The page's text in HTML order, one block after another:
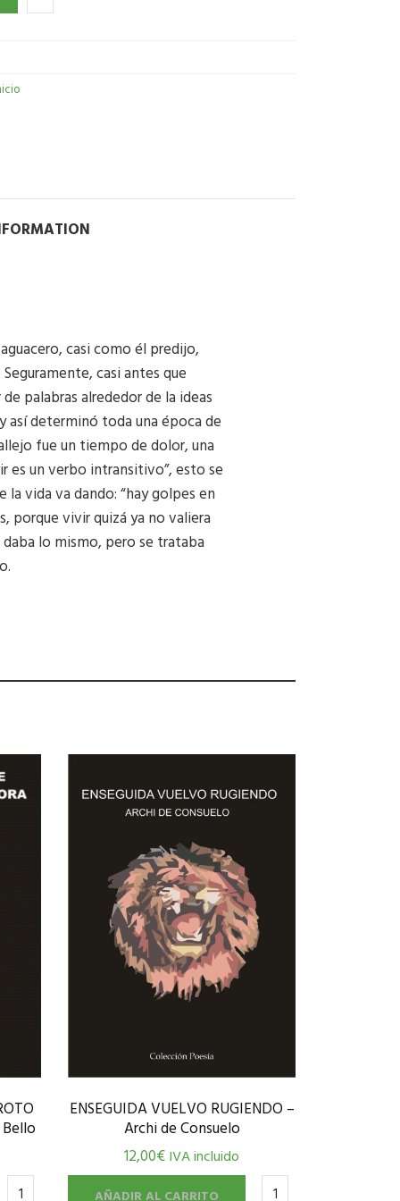
casi como él predijo,
casi antes que
palabras alrededor de la ideas
así determinó toda una época de
fue un tiempo de dolor, una
es un verbo intransitivo”, esto se
vida va dando: “hay golpes en
porque vivir quizá ya no valiera
lo mismo, pero se trataba
ENSEGUIDA VUELVO RUGIENDO –
Archi de Consuelo
12,00€IVA incluido